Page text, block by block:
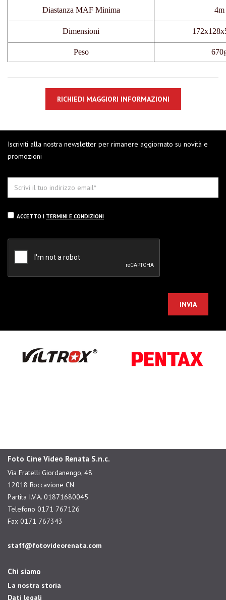
Diastanza MAF Minima 4m
Dimensioni
Peso
RICHIEDI MAGGIORI INFORMAZIONI
Iscriviti alla nostra newsletter per rimanere aggiornato su novità e
promozioni
ACCETTO I TERMINI E CONDIZIONI
Foto Cine Video Renata S.n.c.
Via Fratelli Giordanengo, 48
12018 Roccavione CN
Partita I.V.A. 01871680045
Telefono 0171 767126
Fax 0171 767343
staff@fotovideorenata.com
Chi siamo
La nostra storia
Dati legali